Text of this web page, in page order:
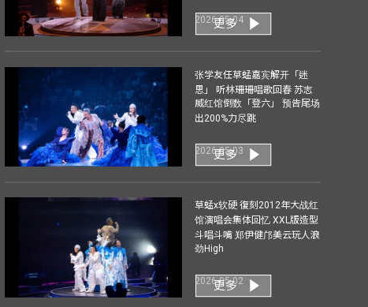
2026-05-04
更多
张学友任草蜢嘉宾解开「迷
思」 听林珊珊唱歌回春 苏志
威红馆倒数「登六」 预告尾场
出200%力尽跳
2026-05-03
更多
草蜢x软硬 復刻2012年大战红
馆演唱会集体回忆 XXL版造型
斗唱斗嘴 郑伊健邝美云玩人浪
劲High
2026-05-02
更多